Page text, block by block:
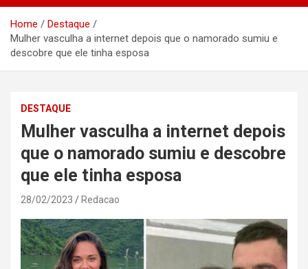
Home
Destaque
Mulher vasculha a internet depois que o namorado sumiu e
descobre que ele tinha esposa
DESTAQUE
Mulher vasculha a internet depois
que o namorado sumiu e descobre
que ele tinha esposa
28/02/2023 Redacao